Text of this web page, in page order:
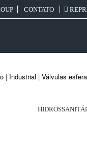
CONTATO
| Industrial | Válvulas esfera